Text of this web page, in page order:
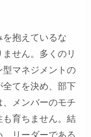
を抱えているな
せん。多くのリ
マネジメントの
全てを決め、部下
メンバーのモチ
育ちません。結
リーダーである